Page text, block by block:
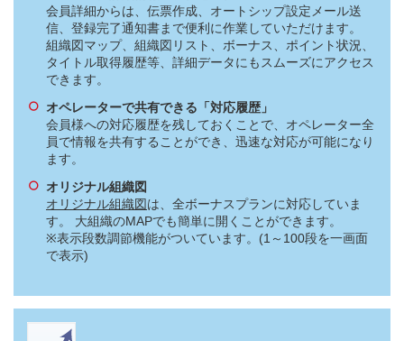
会員詳細からは、伝票作成、オートシップ設定メール送
信、登録完了通知書まで便利に作業していただけます。
組織図マップ、組織図リスト、ボーナス、ポイント状況、
タイトル取得履歴等、詳細データにもスムーズにアクセス
できます。
オペレーターで共有できる「対応履歴」
会員様への対応履歴を残しておくことで、オペレーター全
員で情報を共有することができ、迅速な対応が可能になり
ます。
オリジナル組織図
オリジナル組織図は、全ボーナスプランに対応していま
す。 大組織のMAPでも簡単に開くことができます。
※表示段数調節機能がついています。(1～100段を一画面
で表示)